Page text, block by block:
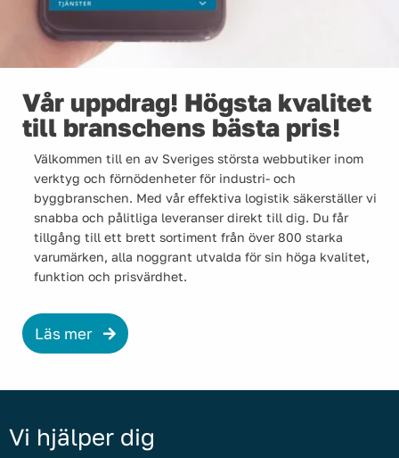
Vår uppdrag! Högsta kvalitet
till branschens bästa pris!
Välkommen till en av Sveriges största webbutiker inom
verktyg och förnödenheter för industri- och
byggbranschen. Med vår effektiva logistik säkerställer vi
snabba och pålitliga leveranser direkt till dig. Du får
tillgång till ett brett sortiment från över 800 starka
varumärken, alla noggrant utvalda för sin höga kvalitet,
funktion och prisvärdhet.
Läs mer
Vi hjälper dig